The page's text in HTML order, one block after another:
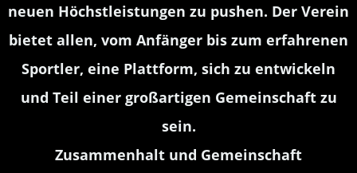
neuen Höchstleistungen zu pushen. Der Verein
bietet allen, vom Anfänger bis zum erfahrenen
Sportler, eine Plattform, sich zu entwickeln
und Teil einer großartigen Gemeinschaft zu
sein.
Zusammenhalt und Gemeinschaft